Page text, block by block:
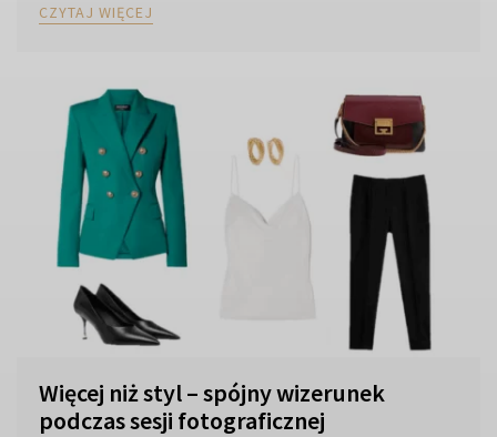
CZYTAJ WIĘCEJ
Więcej niż styl – spójny wizerunek
podczas sesji fotograficznej